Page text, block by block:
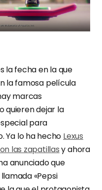
la fecha en la que
la famosa película
marcas
quieren dejar la
para
Ya lo ha hecho Lexus
las zapatillasy ahora
anunciado que
«Pepsi